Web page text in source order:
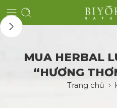
MUA HERBAL
“HƯƠNG
Trang chủ